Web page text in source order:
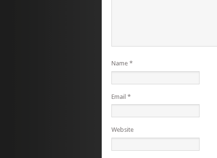
Name *
Email *
Website